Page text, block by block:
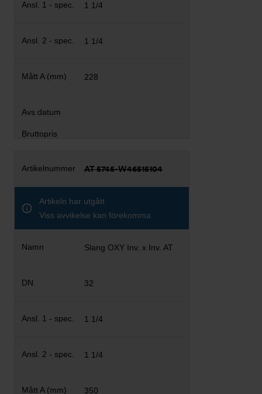
1 1/4
1 1/4
228
AT 5745-W46515104
Artikeln har utgått
Viss avvikelse kan förekomma
Slang OXY Inv. x Inv. AT
32
1 1/4
1 1/4
350